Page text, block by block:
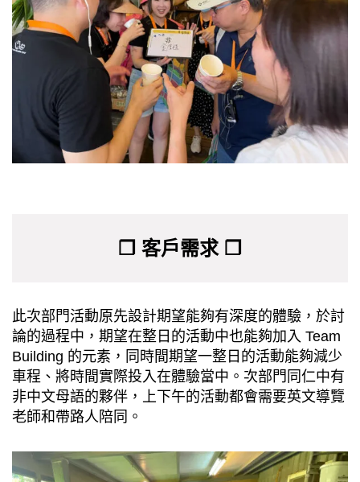
❐ 客戶需求 ❐
此次部門活動原先設計期望能夠有深度的體驗，於討
論的過程中，期望在整日的活動中也能夠加入 Team
Building 的元素，同時間期望一整日的活動能夠減少
車程、將時間實際投入在體驗當中。次部門同仁中有
非中文母語的夥伴，上下午的活動都會需要英文導覽
老師和帶路人陪同。